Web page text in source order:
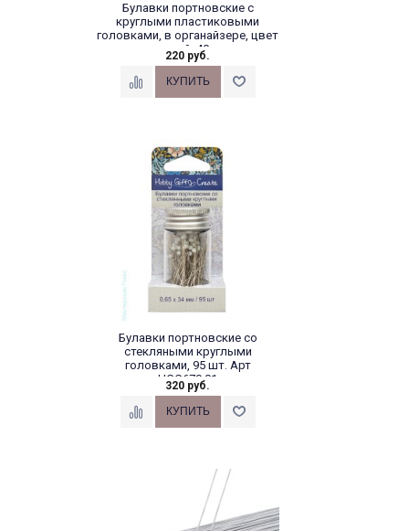
Булавки портновские с
круглыми пластиковыми
головками, в органайзере, цвет
синий, 40...
220 руб.
Булавки портновские со
стекляными круглыми
головками, 95 шт. Арт
HGC679.01
320 руб.